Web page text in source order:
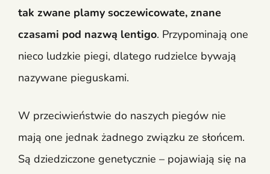
tak zwane plamy soczewicowate, znane
czasami pod nazwą lentigo. Przypominają one
nieco ludzkie piegi, dlatego rudzielce bywają
nazywane pieguskami.
W przeciwieństwie do naszych piegów nie
mają one jednak żadnego związku ze słońcem.
Są dziedziczone genetycznie – pojawiają się na